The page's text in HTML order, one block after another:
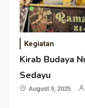
Kegiatan
Kirab Budaya
Sedayu
August 9, 2025